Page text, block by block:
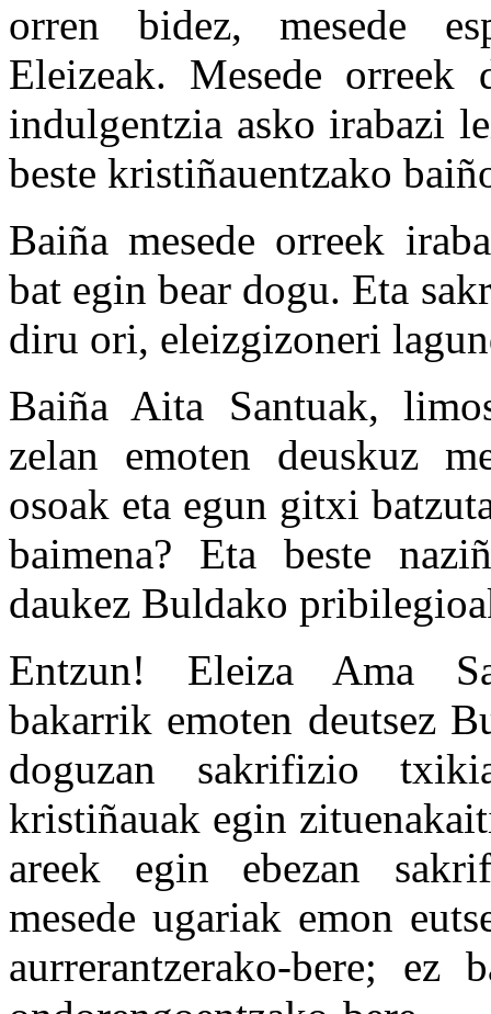
orren bidez, mesede
Eleizeak. Mesede orreek
indulgentzia asko irabazi
beste kristiñauentzako
Baiña mesede orreek
bat egin bear dogu. Eta
diru ori, eleizgizoneri
Baiña Aita Santuak,
zelan emoten deuskuz
osoak eta egun gitxi
baimena? Eta beste
daukez Buldako
Entzun! Eleiza Ama
bakarrik emoten deutsez
doguzan sakrifizio
kristiñauak egin
areek egin ebezan
mesede ugariak emon
aurrerantzerako-bere; ez